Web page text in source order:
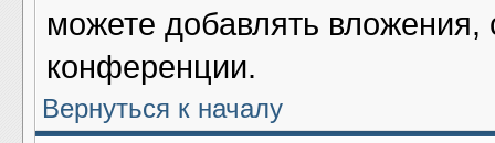
можете добавлять
конференции.
Вернуться к началу